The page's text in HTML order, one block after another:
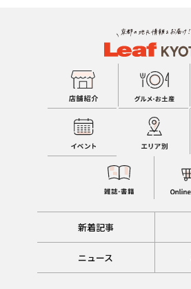
新着記事
ニュース